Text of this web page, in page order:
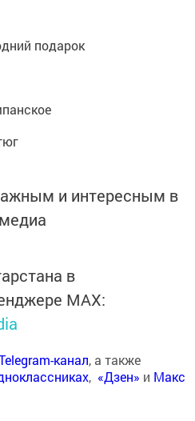
подарок
и интересным в
в
MАХ:
канал, а также
, «Дзен» и Макс